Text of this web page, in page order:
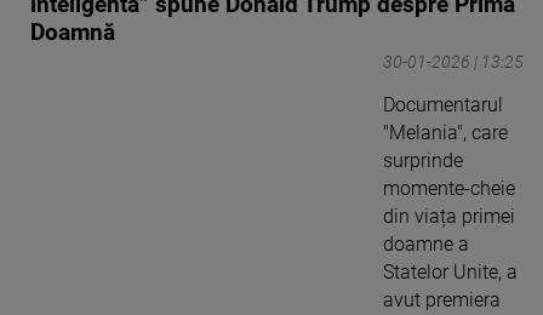
inteligentă” spune Donald Trump despre Prima
Doamnă
30-01-2026 | 13:25
Documentarul
"Melania", care
surprinde
momente-cheie
din viața primei
doamne a
Statelor Unite, a
avut premiera